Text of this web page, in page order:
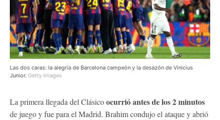
Las dos caras: la alegría de Barcelona campeón y la desazón de Vinicius
Junior. Getty Images
La primera llegada del Clásicoocurrió antes de los 2 minutos
de juego y fue para el Madrid. Brahim condujo el ataque y abrió